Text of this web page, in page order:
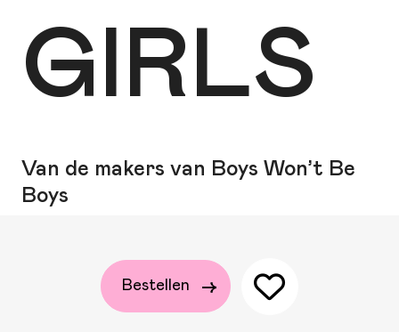
GIRLS
Van de makers van Boys Won’t Be
Boys
Bestellen